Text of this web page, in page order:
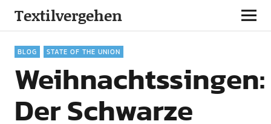
Textilvergehen
BLOG STATE OF THE UNION
Weihnachtssingen:
Der Schwarze